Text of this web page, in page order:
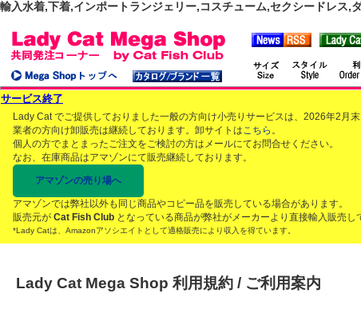
輸入水着,下着,インポートランジェリー,コスチューム,セクシードレス,
サービス終了
Lady Cat でご提供しておりました一般の方向け小売りサービスは、2026年2月
業者の方向け卸販売は継続しております。卸サイトはこちら 。
個人の方でまとまったご注文をご検討の方はメールにてお問合せください。
なお、在庫商品はアマゾンにて販売継続しております。
アマゾンの売り場へ
アマゾンでは弊社以外も同じ商品やコピー品を販売している場合があります。
販売元が Cat Fish Club となっている商品が弊社がメーカーより直接輸入販売し
*Lady Catは、Amazonアソシエイトとして適格販売により収入を得ています。
Lady Cat Mega Shop 利用規約 / ご利用案内